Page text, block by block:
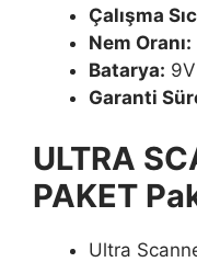
Çalışma
Nem Oranı:
Batarya:
Garanti
ULTRA
PAKET
Ultra